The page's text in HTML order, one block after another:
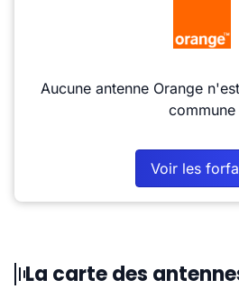
Aucune antenne Orange
commune
Voir les
La carte des